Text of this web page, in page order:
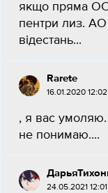
якщо пряма ОО
пентри лиз.
відестань...
Rarete
16.01.2020 12:02
, я вас
не понимаю....
24.05.2021 12:01